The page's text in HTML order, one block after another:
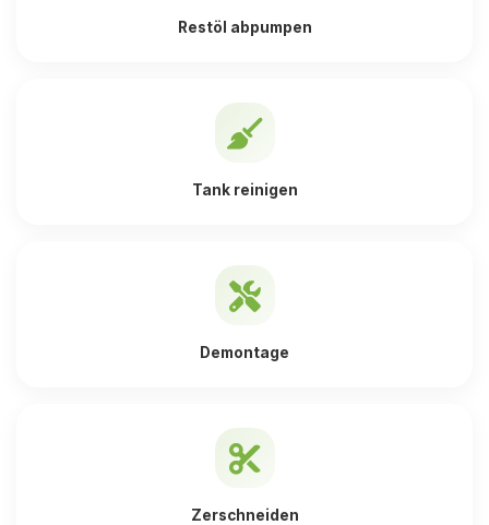
Restöl abpumpen
Tank reinigen
Demontage
Zerschneiden